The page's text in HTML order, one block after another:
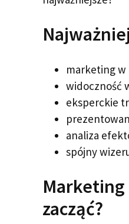
marketing w
widoczność
eksperckie
analiza
spójny
Marketing
zacząć?